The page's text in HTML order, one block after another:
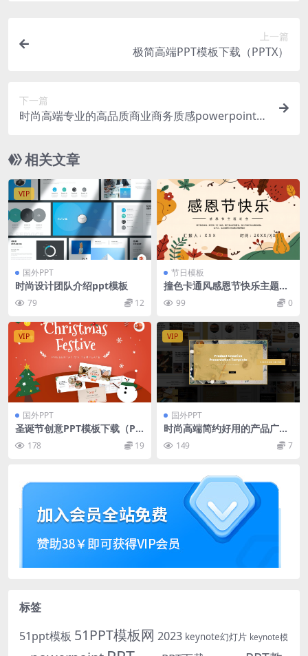
上一篇
极简高端PPT模板下载（PPTX）
下一篇
时尚高端专业的高品质商业商务质感powerpoint幻
相关文章
VIP
国外PPT
时尚设计团队介绍ppt模板
79 12
节日模板
撞色卡通风感恩节快乐主题班
会感恩节介绍PPT模板
99 0
VIP
国外PPT
圣诞节创意PPT模板下载（PP
TX）
178 19
VIP
国外PPT
时尚高端简约好用的产品广告
设计素材Google Slide谷歌幻
灯片演示模板（pptx）
149 7
标签
51ppt模板 51PPT模板网 2023 keynote幻灯片 keynote模